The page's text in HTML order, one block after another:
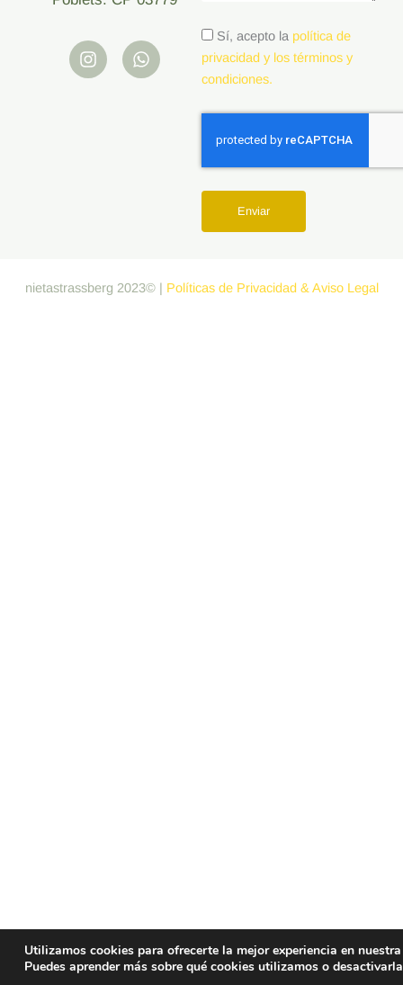
n
s
h
a
Sí, acepto la política de
privacidad y los términos y
condiciones.
Enviar
nietastrassberg 2023© | Políticas de Privacidad & Aviso Legal
Utilizamos cookies para ofrecerte la mejor experiencia en
Puedes aprender más sobre qué cookies utilizamos o